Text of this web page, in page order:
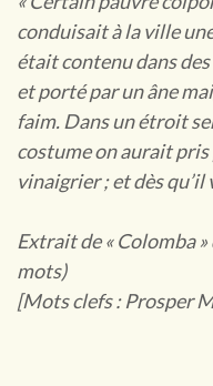
conduisait à la ville
était contenu dans
et porté par un âne
faim. Dans un étroit
costume on aurait
vinaigrier ; et dès qu’il
Extrait de « Colomba
mots)
[Mots clefs : Prosper